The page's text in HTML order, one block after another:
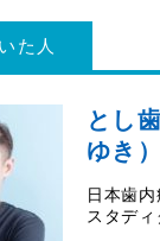
た人
とし
ゆき）
日本歯
スタデ